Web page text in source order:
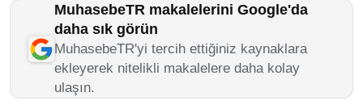
MuhasebeTR makalelerini Google'da
daha sık görün
MuhasebeTR'yi tercih ettiğiniz kaynaklara
ekleyerek nitelikli makalelere daha kolay
ulaşın.